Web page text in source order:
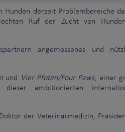
Hunden derzeit Problembereiche
Ruf der Zucht von
angemessenes und
und Vier Pfoten/Four Paws, einer
ambitionierten
der Veterinärmedizin,